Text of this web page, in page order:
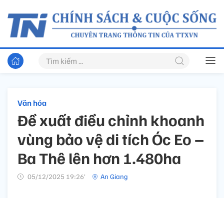
Văn hóa
Đề xuất điều chỉnh khoanh
vùng bảo vệ di tích Óc Eo –
Ba Thê lên hơn 1.480ha
05/12/2025 19:26’ An Giang